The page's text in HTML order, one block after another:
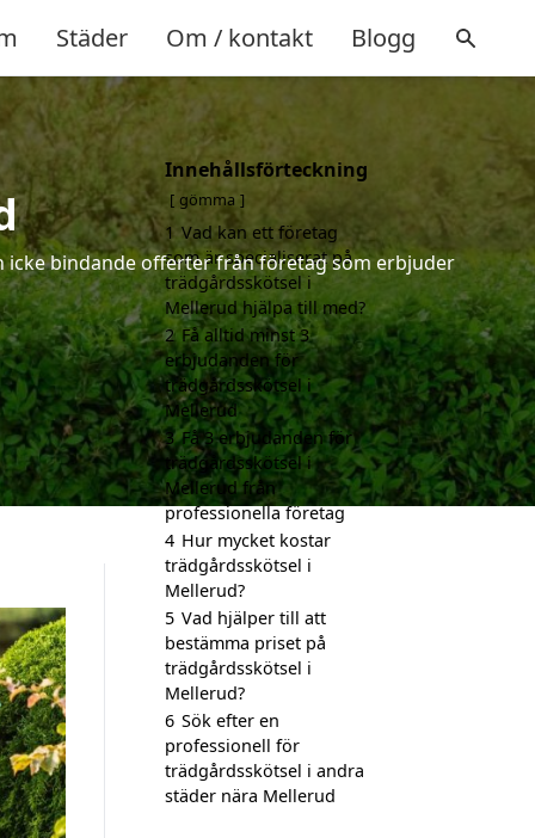
Städer Om / kontakt Blogg
icke bindande offerter från företag som erbjuder
Innehållsförteckning
gömma
1 Vad kan ett företag
som är specialiserat på
trädgårdsskötsel i
Mellerud hjälpa till med?
2 Få alltid minst 3
erbjudanden för
trädgårdsskötsel i
Mellerud
3 Få 3 erbjudanden för
trädgårdsskötsel i
Mellerud från
professionella företag
4 Hur mycket kostar
trädgårdsskötsel i
Mellerud?
5 Vad hjälper till att
bestämma priset på
trädgårdsskötsel i
Mellerud?
6 Sök efter en
professionell för
trädgårdsskötsel i andra
städer nära Mellerud